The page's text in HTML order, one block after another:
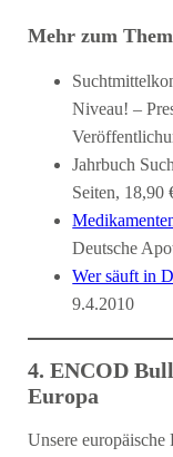
Mehr zum
Niveau! –
Jahrbuch
Seiten,
Deutsche
Wer säuft in
9.4.2010
4. ENCOD
Europa
Unsere